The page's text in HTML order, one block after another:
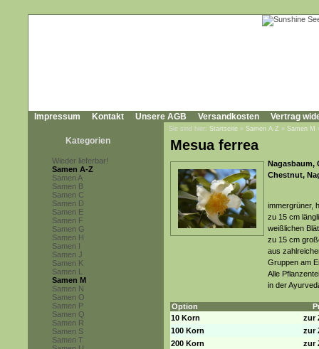
Impressum Kontakt Unsere AGB Versandkosten Vertrag
Kategorien
Wieder lieferbar!
Samen A-Z
Samen A
Samen B
Samen C
Samen D
Samen E
Samen F
Samen G
Samen H
Samen I
Samen J
Samen K
Samen L
Samen M
Samen N
Samen O
Samen P
Samen Q
Samen R
Samen S
Samen T
Sie sind hier: Startseite » Samen A-Z » Samen M
Mesua ferrea
Nagasbaum,
Chestnut,
immergrüner,
zu 15 cm
weißlichen
zu 15 cm
aus
Gruppen am
Alle
in der
Option
10 Korn
zur
100 Korn
zur
200 Korn
zur